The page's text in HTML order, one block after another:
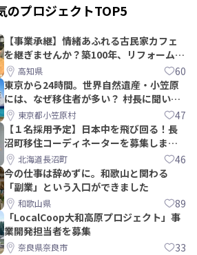
のプロジェクトTOP5
【事業承継】情緒あふれる古民家カフェ
を継ぎませんか？築100年、リフォームか
ら約10年！
高知県 60
東京から24時間。世界自然遺産・小笠原
には、なぜ移住者が多い？ 村長に聞いて
みた東京都小笠原村 47
【１名採用予定】日本中を飛び回る！長
沼町移住コーディネーターを募集しま
す！北海道長沼町 46
今の仕事は辞めずに。和歌山と関わる
「副業」という入口ができました
和歌山県 89
「LocalCoop大和高原プロジェクト」事
業開発担当者を募集
奈良県奈良市 33